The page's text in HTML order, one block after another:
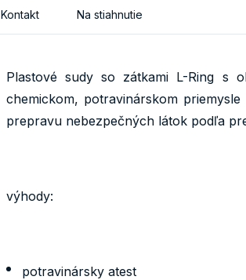
Kontakt Na stiahnutie
Plastové sudy so zátkami L-Ring s
chemickom, potravinárskom
prepravu nebezpečných látok podľa
výhody:
potravinársky atest